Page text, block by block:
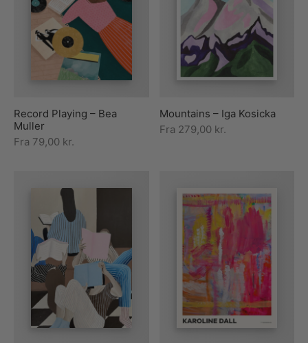
Record Playing – Bea
Muller
Fra 79,00 kr.
Mountains – Iga Kosicka
Fra 279,00 kr.